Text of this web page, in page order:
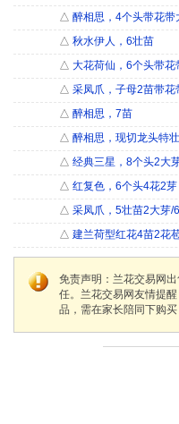
△ 醉相思，4个头带花带
△ 秋水伊人，6壮苗
△ 大花荷仙，6个头带花
△ 采凤爪，子母2苗带花
△ 醉相思，7苗
△ 醉相思，现切龙头特
△ 经典三星，8个头2大
△ 红复色，6个头4花2芽
△ 采凤爪，5壮苗2大芽/
△ 建兰荷型红花4苗2花
免责声明：兰花交易网
任。兰花交易网友情提
品，需在家长陪同下购